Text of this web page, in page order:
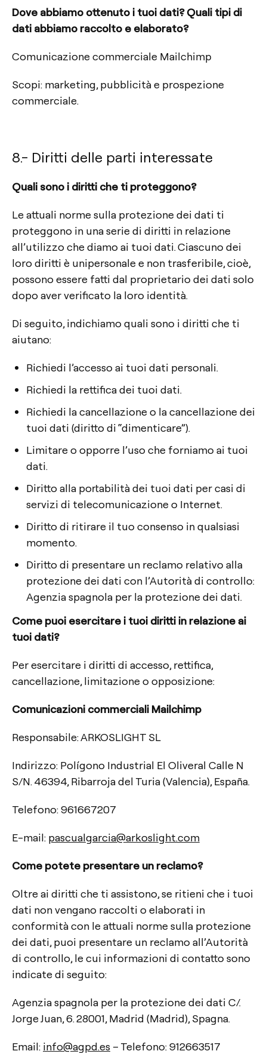
Dove abbiamo ottenuto i tuoi dati? Quali tipi di
dati abbiamo raccolto e elaborato?
Comunicazione commerciale Mailchimp
Scopi: marketing, pubblicità e prospezione
commerciale.
8.- Diritti delle parti interessate
Quali sono i diritti che ti proteggono?
Le attuali norme sulla protezione dei dati ti
proteggono in una serie di diritti in relazione
all’utilizzo che diamo ai tuoi dati. Ciascuno dei
loro diritti è unipersonale e non trasferibile, cioè,
possono essere fatti dal proprietario dei dati solo
dopo aver verificato la loro identità.
Di seguito, indichiamo quali sono i diritti che ti
aiutano:
Richiedi l’accesso ai tuoi dati personali.
Richiedi la rettifica dei tuoi dati.
Richiedi la cancellazione o la cancellazione dei
tuoi dati (diritto di “dimenticare”).
Limitare o opporre l’uso che forniamo ai tuoi
dati.
Diritto alla portabilità dei tuoi dati per casi di
servizi di telecomunicazione o Internet.
Diritto di ritirare il tuo consenso in qualsiasi
momento.
Diritto di presentare un reclamo relativo alla
protezione dei dati con l’Autorità di controllo:
Agenzia spagnola per la protezione dei dati.
Come puoi esercitare i tuoi diritti in relazione ai
tuoi dati?
Per esercitare i diritti di accesso, rettifica,
cancellazione, limitazione o opposizione:
Comunicazioni commerciali Mailchimp
Responsabile: ARKOSLIGHT SL
Indirizzo: Polígono Industrial El Oliveral Calle N
S/N. 46394, Ribarroja del Turia (Valencia), España.
Telefono: 961667207
E-mail: pascualgarcia@arkoslight.com
Come potete presentare un reclamo?
Oltre ai diritti che ti assistono, se ritieni che i tuoi
dati non vengano raccolti o elaborati in
conformità con le attuali norme sulla protezione
dei dati, puoi presentare un reclamo all’Autorità
di controllo, le cui informazioni di contatto sono
indicate di seguito:
Agenzia spagnola per la protezione dei dati C/.
Jorge Juan, 6. 28001, Madrid (Madrid), Spagna.
Email: info@agpd.es – Telefono: 912663517